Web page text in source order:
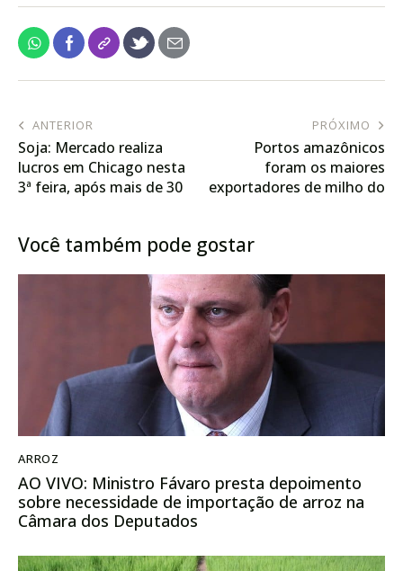
ANTERIOR
Soja: Mercado realiza
lucros em Chicago nesta
3ª feira, após mais de 30
PRÓXIMO
Portos amazônicos
foram os maiores
exportadores de milho do
Você também pode gostar
ARROZ
AO VIVO: Ministro Fávaro presta depoimento
sobre necessidade de importação de arroz na
Câmara dos Deputados